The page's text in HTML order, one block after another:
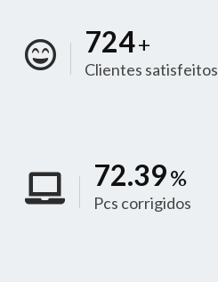
1000
Clientes satisfeitos
99.99%
Pcs corrigidos